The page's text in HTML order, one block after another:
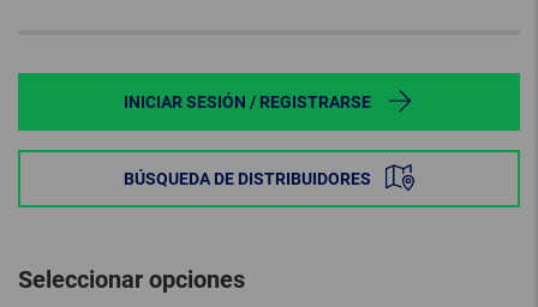
INICIAR SESIÓN / REGISTRARSE
BÚSQUEDA DE DISTRIBUIDORES
Seleccionar opciones